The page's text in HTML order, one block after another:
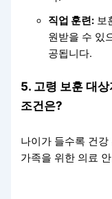
직업 훈련: 보
원받을 수 있
공됩니다.
5. 고령 보훈 대
조건은?
나이가 들수록 건
가족을 위한 의료